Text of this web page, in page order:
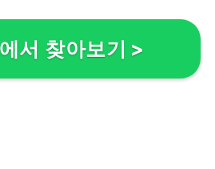
서 찾아보기 >